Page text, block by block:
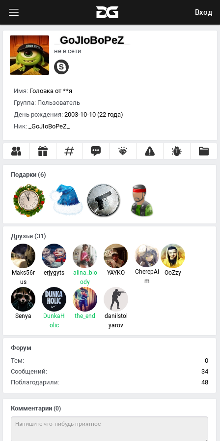
Вход
Имя: Головка от **я
Группа: Пользователь
День рождения: 2003-10-10 (22 года)
Ник: _GoJIoBoPeZ_
_GoJIoBoPeZ_
не в сети
Комментарии (0)
Подарки (6)
Друзья (31)
Maks56r
us
erjygyts
alina_blo
ody
YAYKO
CherepAi
m
OoZzy
Senya
DunkaH
olic
the_end
danilstol
yarov
Форум
Тем:
0
Сообщений:
34
Поблагодарили:
48